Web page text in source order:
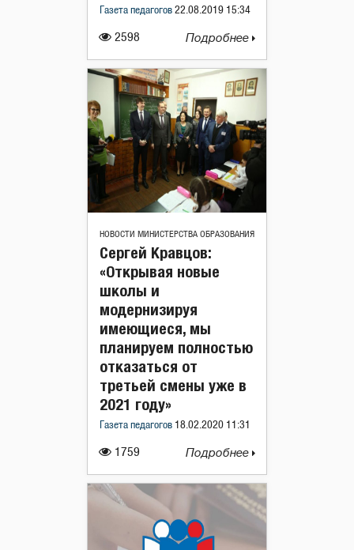
2598
Газета педагогов 22.08.2019 15:34
Подробнее
НОВОСТИ МИНИСТЕРСТВА ОБРАЗОВАНИЯ
1759
Сергей Кравцов:
«Открывая новые
школы и
модернизируя
имеющиеся, мы
планируем полностью
отказаться от
третьей смены уже в
2021 году»
Газета педагогов 18.02.2020 11:31
Подробнее